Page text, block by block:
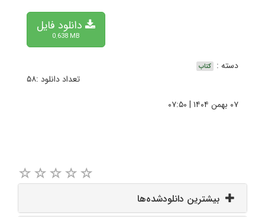
دانلود فایل
0.638 MB
دسته : کتاب
تعداد دانلود :۵۸
۰۷ بهمن ۱۴۰۴ | ۰۷:۵۰
بیشترین دانلودشده‌ها